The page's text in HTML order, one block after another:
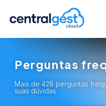
Perguntas
Mais de 428 perguntas
suas dúvidas